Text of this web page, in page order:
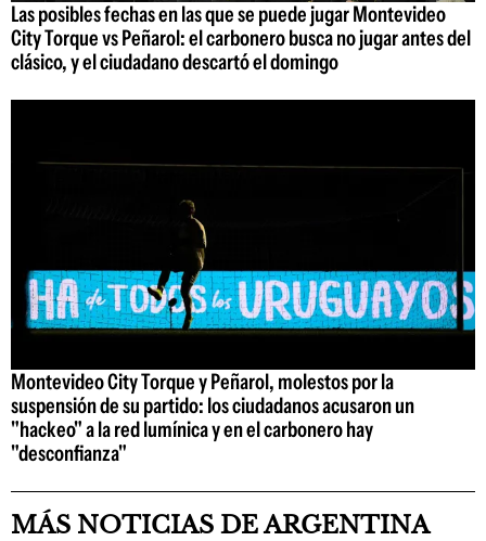
Las posibles fechas en las que se puede jugar Montevideo
City Torque vs Peñarol: el carbonero busca no jugar antes del
clásico, y el ciudadano descartó el domingo
Montevideo City Torque y Peñarol, molestos por la
suspensión de su partido: los ciudadanos acusaron un
"hackeo" a la red lumínica y en el carbonero hay
"desconfianza"
MÁS NOTICIAS DE ARGENTINA